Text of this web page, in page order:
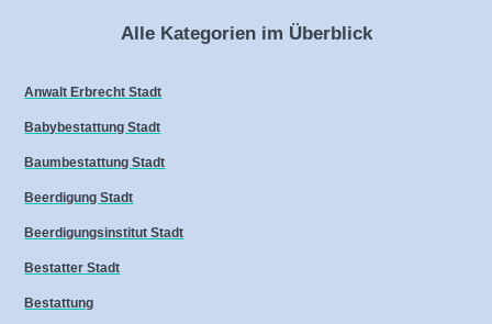
Alle Kategorien im Überblick
Anwalt Erbrecht Stadt
Babybestattung Stadt
Baumbestattung Stadt
Beerdigung Stadt
Beerdigungsinstitut Stadt
Bestatter Stadt
Bestattung